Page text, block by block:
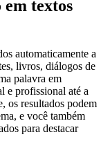
em textos
automaticamente a
livros, diálogos de
palavra em
e profissional até a
os resultados podem
e você também
para destacar